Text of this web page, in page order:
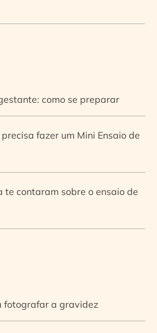
como se preparar
fazer um Mini Ensaio de
te contaram sobre o ensaio de
fotografar a gravidez